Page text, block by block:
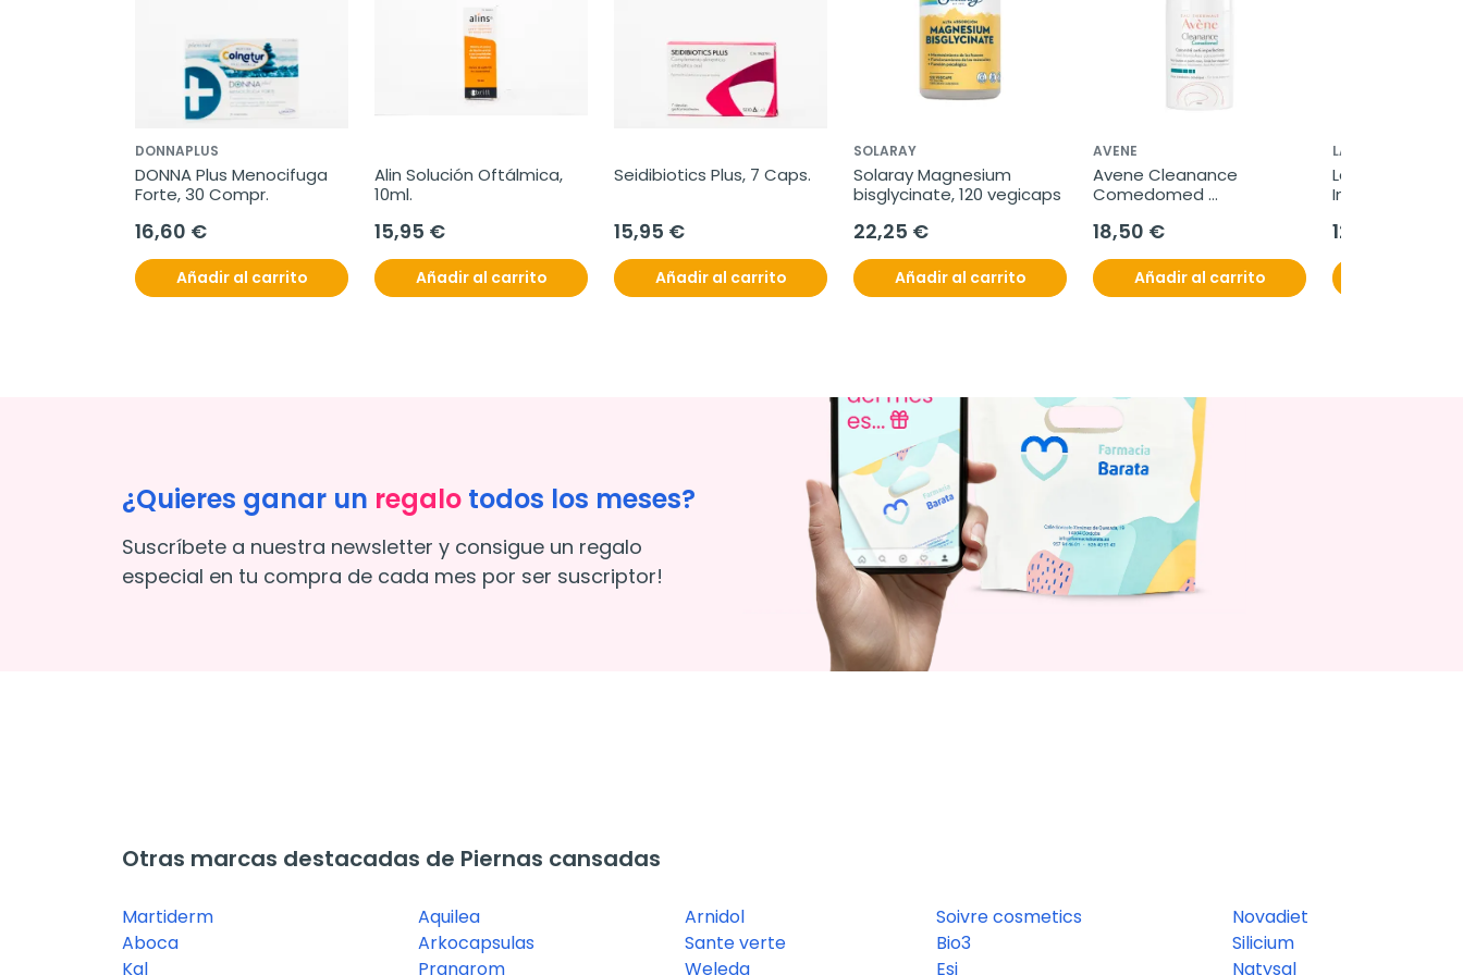
DONNAPLUS
DONNA Plus Menocifuga
Forte, 30 Compr.
16,60 €
Añadir al carrito
Alin Solución Oftálmica,
10ml.
15,95 €
Añadir al carrito
Seidibiotics Plus, 7 Caps.
15,95 €
Añadir al carrito
SOLARAY
Solaray Magnesium
bisglycinate, 120 vegicaps
22,25 €
Añadir al carrito
AVENE
Avene Cleanance
Comedomed
imperfecciones, 30 ml
18,50 €
Añadir al carrito
LACTOFLORA
Lactoflora
Intestinal
12,50 €
¿Quieres ganar un regalo todos los meses?
Suscríbete a nuestra newsletter y consigue un regalo
especial en tu compra de cada mes por ser suscriptor!
Otras marcas destacadas de Piernas cansadas
Martiderm
Aboca
Kal
Aquilea
Arkocapsulas
Pranarom
Arnidol
Sante verte
Weleda
Soivre cosmetics
Bio3
Esi
Novadiet
Silicium
Natysal